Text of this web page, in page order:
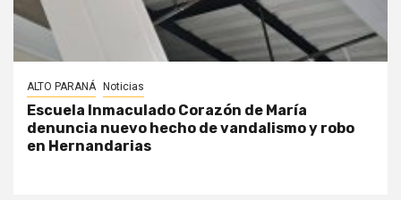
ALTO PARANÁ Noticias
Escuela Inmaculado Corazón de María
denuncia nuevo hecho de vandalismo y robo
en Hernandarias